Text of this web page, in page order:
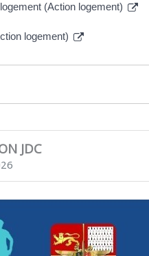
(Action logement)
logement)
JDC